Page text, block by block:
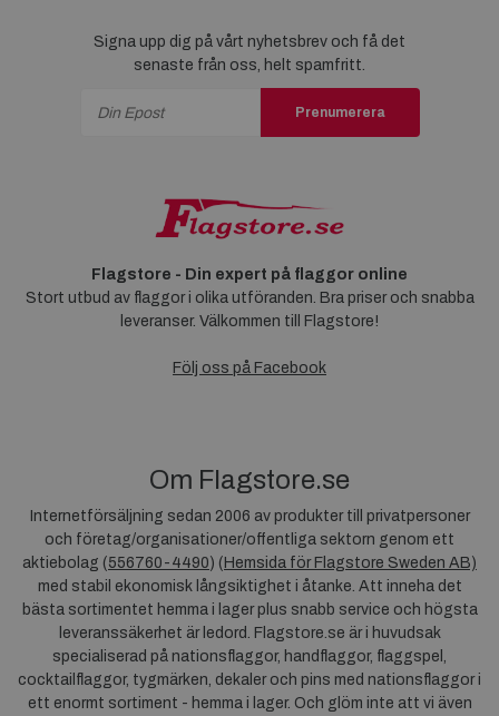
Signa upp dig på vårt nyhetsbrev och få det
senaste från oss, helt spamfritt.
Prenumerera
Flagstore - Din expert på flaggor online
Stort utbud av flaggor i olika utföranden. Bra priser och snabba
leveranser. Välkommen till Flagstore!
Följ oss på Facebook
Om Flagstore.se
Internetförsäljning sedan 2006 av produkter till privatpersoner
och företag/organisationer/offentliga sektorn genom ett
aktiebolag (556760-4490) ( Hemsida för Flagstore Sweden AB)
med stabil ekonomisk långsiktighet i åtanke. Att inneha det
bästa sortimentet hemma i lager plus snabb service och högsta
leveranssäkerhet är ledord. Flagstore.se är i huvudsak
specialiserad på nationsflaggor, handflaggor, flaggspel,
cocktailflaggor, tygmärken, dekaler och pins med nationsflaggor i
ett enormt sortiment - hemma i lager. Och glöm inte att vi även